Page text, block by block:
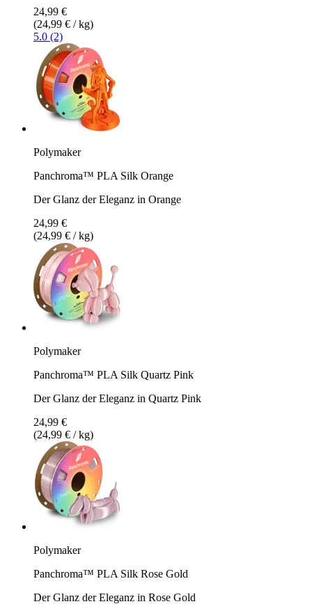
24,99 €
(24,99 € / kg)
5.0 (2)
Polymaker
Panchroma™ PLA Silk Orange
Der Glanz der Eleganz in Orange
24,99 €
(24,99 € / kg)
Polymaker
Panchroma™ PLA Silk Quartz Pink
Der Glanz der Eleganz in Quartz Pink
24,99 €
(24,99 € / kg)
Polymaker
Panchroma™ PLA Silk Rose Gold
Der Glanz der Eleganz in Rose Gold